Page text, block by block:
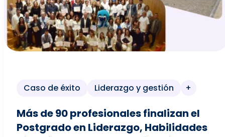
Caso de éxito Liderazgo y gestión +
Más de 90 profesionales finalizan el
Postgrado en Liderazgo, Habilidades